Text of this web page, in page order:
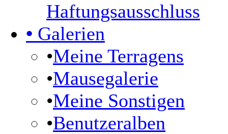
Haftungsausschluss
• Galerien
•Meine Terragens
•Mausegalerie
•Meine Sonstigen
•Benutzeralben